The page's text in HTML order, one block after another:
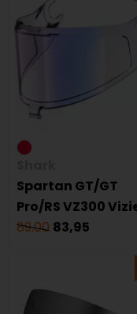
Spartan GT/GT
Pro/RS VZ300
89,00 83,95